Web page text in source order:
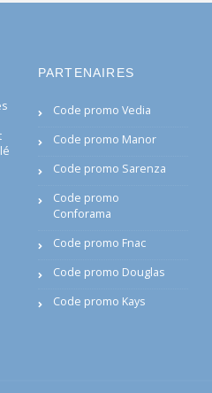
PARTENAIRES
Code promo Vedia
Code promo Manor
Code promo Sarenza
Code promo
Conforama
Code promo Fnac
Code promo Douglas
Code promo Kays